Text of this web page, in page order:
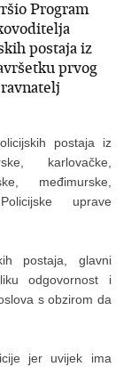
Program
postaja iz
prvog
postaja iz
karlovačke,
međimurske,
uprave
postaja, glavni
odgovornost i
s obzirom da
jer uvijek ima